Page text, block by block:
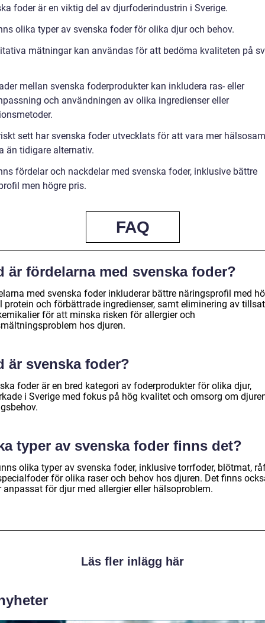
foder är en viktig del av djurfoderindustrin i Sverige.
olika typer av svenska foder för olika djur och behov.
mätningar kan användas för att bedöma kvaliteten på
mellan svenska foderprodukter kan inkludera ras- eller
och användningen av olika ingredienser eller
sett har svenska foder utvecklats för att vara mer
än tidigare alternativ.
fördelar och nackdelar med svenska foder, inklusive bättre
men högre pris.
FAQ
är fördelarna med svenska foder?
med svenska foder inkluderar bättre näringsprofil med
protein och förbättrade ingredienser, samt eliminering av
för att minska risken för allergier och
hos djuren.
är svenska foder?
foder är en bred kategori av foderprodukter för olika djur,
i Sverige med fokus på hög kvalitet och omsorg om
typer av svenska foder finns det?
olika typer av svenska foder, inklusive torrfoder, blötmat,
för olika raser och behov hos djuren. Det finns
anpassat för djur med allergier eller hälsoproblem.
Läs fler inlägg här